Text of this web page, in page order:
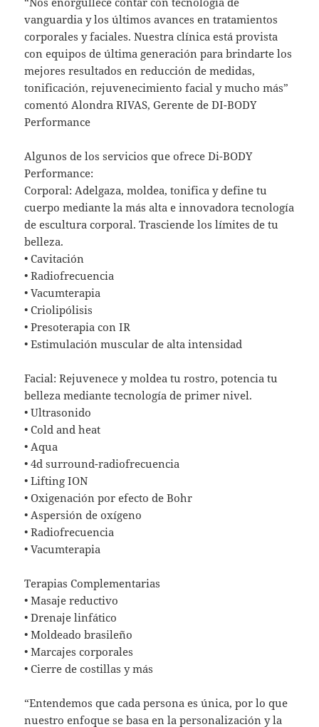
vanguardia y los últimos avances en tratamientos
corporales y faciales. Nuestra clínica está provista
con equipos de última generación para brindarte los
mejores resultados en reducción de medidas,
tonificación, rejuvenecimiento facial y mucho más”
comentó Alondra RIVAS, Gerente de DI-BODY
Performance
Algunos de los servicios que ofrece Di-BODY
Performance:
Corporal: Adelgaza, moldea, tonifica y define tu
cuerpo mediante la más alta e innovadora tecnología
de escultura corporal. Trasciende los límites de tu
belleza.
• Cavitación
• Radiofrecuencia
• Vacumterapia
• Criolipólisis
• Presoterapia con IR
• Estimulación muscular de alta intensidad
Facial: Rejuvenece y moldea tu rostro, potencia tu
belleza mediante tecnología de primer nivel.
• Ultrasonido
• Cold and heat
• Aqua
• 4d surround-radiofrecuencia
• Lifting ION
• Oxigenación por efecto de Bohr
• Aspersión de oxígeno
• Radiofrecuencia
• Vacumterapia
Terapias Complementarias
• Masaje reductivo
• Drenaje linfático
• Moldeado brasileño
• Marcajes corporales
• Cierre de costillas y más
“Entendemos que cada persona es única, por lo que
nuestro enfoque se basa en la personalización y la